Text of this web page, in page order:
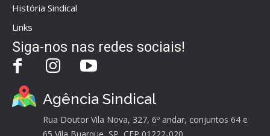
História Sindical
Links
Siga-nos nas redes sociais!
Agência Sindical
Rua Doutor Vila Nova, 327, 6º andar, conjuntos 64 e